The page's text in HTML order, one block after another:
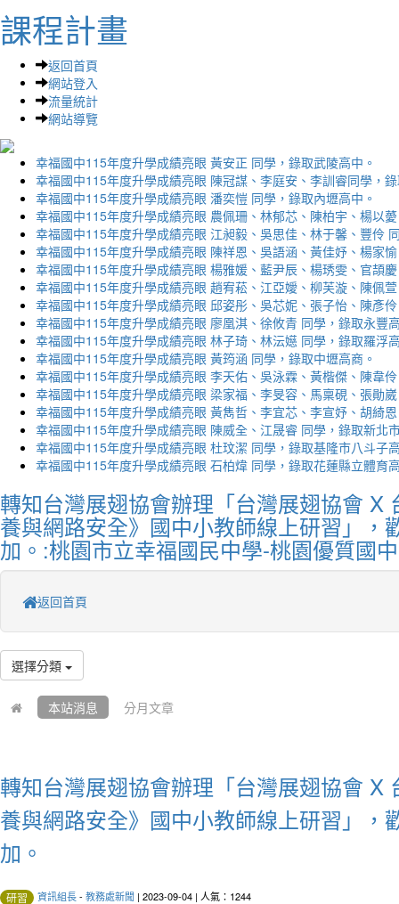
課程計畫
返回首頁
網站登入
流量統計
網站導覽
幸福國中115年度升學成績亮眼 黃安正 同學，錄取武陵高中。
幸福國中115年度升學成績亮眼 陳冠謀、李庭安、李訓睿同學，
幸福國中115年度升學成績亮眼 潘奕愷 同學，錄取內壢高中。
幸福國中115年度升學成績亮眼 農佩珊、林郁芯、陳柏宇、楊以
幸福國中115年度升學成績亮眼 江昶毅、吳思佳、林于馨、豐伶
幸福國中115年度升學成績亮眼 陳祥恩、吳語涵、黃佳妤、楊家
幸福國中115年度升學成績亮眼 楊雅媛、藍尹辰、楊琇雯、官頡
幸福國中115年度升學成績亮眼 趙宥菘、江亞嬡、柳芙漩、陳佩
幸福國中115年度升學成績亮眼 邱姿彤、吳芯妮、張子怡、陳彥
幸福國中115年度升學成績亮眼 廖凰淇、徐攸青 同學，錄取永豐
幸福國中115年度升學成績亮眼 林子琦、林沄嬨 同學，錄取羅浮
幸福國中115年度升學成績亮眼 黃筠涵 同學，錄取中壢高商。
幸福國中115年度升學成績亮眼 李天佑、吳泳霖、黃楷傑、陳韋
幸福國中115年度升學成績亮眼 梁家福、李旻容、馬稟硯、張勛
幸福國中115年度升學成績亮眼 黃雋哲、李宜芯、李宣妤、胡綺
幸福國中115年度升學成績亮眼 陳威全、江晟睿 同學，錄取新北
幸福國中115年度升學成績亮眼 杜玟潔 同學，錄取基隆市八斗子
幸福國中115年度升學成績亮眼 石柏煒 同學，錄取花蓮縣立體育
轉知台灣展翅協會辦理「台灣展翅協會 X
養與網路安全》國中小教師線上研習」，
加。:桃園市立幸福國民中學-桃園優質國中
返回首頁
選擇分類
本站消息 分月文章
轉知台灣展翅協會辦理「台灣展翅協會 X
養與網路安全》國中小教師線上研習」，
加。
研習 資訊組長- 教務處新聞 | 2023-09-04 | 人氣：1244